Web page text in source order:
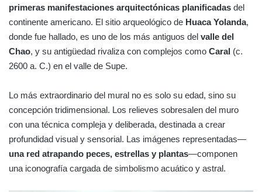
primeras manifestaciones arquitectónicas planificadas del
continente americano. El sitio arqueológico de Huaca Yolanda,
donde fue hallado, es uno de los más antiguos del valle del
Chao, y su antigüedad rivaliza con complejos como Caral (c.
2600 a. C.) en el valle de Supe.
Lo más extraordinario del mural no es solo su edad, sino su
concepción tridimensional. Los relieves sobresalen del muro
con una técnica compleja y deliberada, destinada a crear
profundidad visual y sensorial. Las imágenes representadas—
una red atrapando peces, estrellas y plantas—componen
una iconografía cargada de simbolismo acuático y astral.